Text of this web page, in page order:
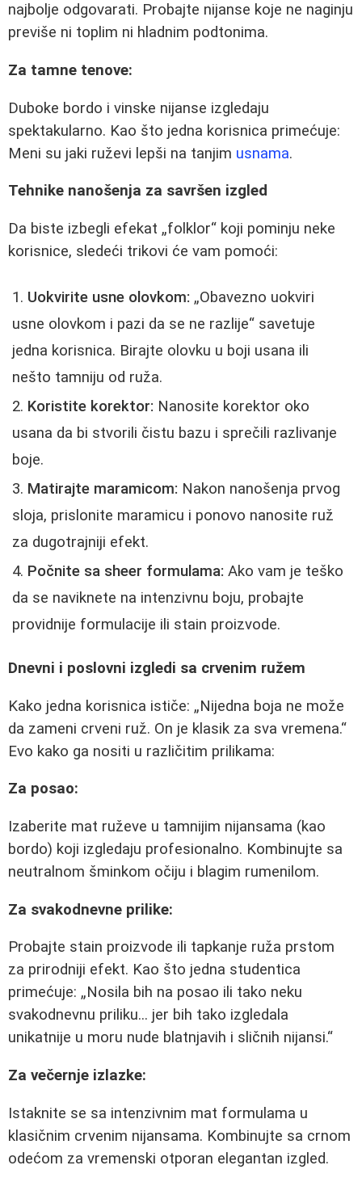
najbolje odgovarati. Probajte nijanse koje ne naginju
previše ni toplim ni hladnim podtonima.
Za tamne tenove:
Duboke bordo i vinske nijanse izgledaju
spektakularno. Kao što jedna korisnica primećuje:
Meni su jaki ruževi lepši na tanjim usnama.
Tehnike nanošenja za savršen izgled
Da biste izbegli efekat folklor
koji pominju neke
korisnice, sledeći trikovi će vam pomoći:
Uokvirite usne olovkom:
Obavezno uokviri
usne olovkom i pazi da se ne razlije
savetuje
jedna korisnica. Birajte olovku u boji usana ili
nešto tamniju od ruža.
Koristite korektor: Nanosite korektor oko
usana da bi stvorili čistu bazu i sprečili razlivanje
boje.
Matirajte maramicom: Nakon nanošenja prvog
sloja, prislonite maramicu i ponovo nanosite ruž
za dugotrajniji efekt.
Počnite sa sheer formulama: Ako vam je teško
da se naviknete na intenzivnu boju, probajte
providnije formulacije ili stain proizvode.
Dnevni i poslovni izgledi sa crvenim ružem
Kako jedna korisnica ističe:
Nijedna boja ne može
da zameni crveni ruž. On je klasik za sva vremena.
Evo kako ga nositi u različitim prilikama:
Za posao:
Izaberite mat ruževe u tamnijim nijansama (kao
bordo) koji izgledaju profesionalno. Kombinujte sa
neutralnom šminkom očiju i blagim rumenilom.
Za svakodnevne prilike:
Probajte stain proizvode ili tapkanje ruža prstom
za prirodniji efekt. Kao što jedna studentica
primećuje:
Nosila bih na posao ili tako neku
svakodnevnu priliku... jer bih tako izgledala
unikatnije u moru nude blatnjavih i sličnih nijansi.
Za večernje izlazke:
Istaknite se sa intenzivnim mat formulama u
klasičnim crvenim nijansama. Kombinujte sa crnom
odećom za vremenski otporan elegantan izgled.